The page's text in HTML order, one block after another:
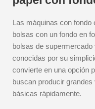
Las máquinas con fondo
bolsas con un fondo en
bolsas de
conocidas por su
convierte en una opción
buscan producir
básicas rápidamente.